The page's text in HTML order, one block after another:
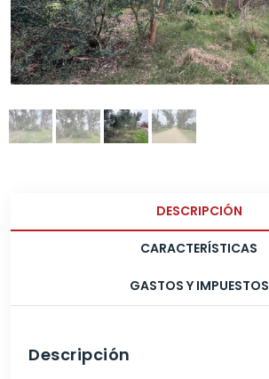
DESCRIPCIÓN
CARACTERÍSTICAS
GASTOS Y IMPUESTOS
Descripción